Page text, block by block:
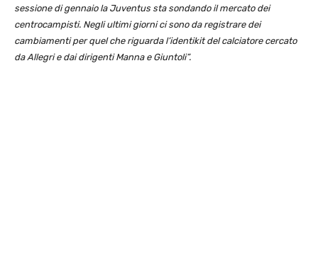
sessione di gennaio la Juventus sta sondando il mercato dei
centrocampisti. Negli ultimi giorni ci sono da registrare dei
cambiamenti per quel che riguarda l’identikit del calciatore cercato
da Allegri e dai dirigenti Manna e Giuntoli”.